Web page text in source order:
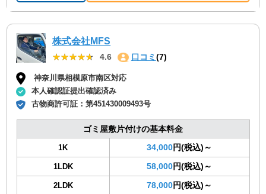
株式会社MFS
★★★★★
★★★★★ 4.6 口コミ (7)
神奈川県相模原市南区対応
本人確認証提出確認済み
古物商許可証：第451430009493号
ゴミ屋敷片付けの基本料金
1K 34,000円(税込)～
1LDK 58,000円(税込)～
2LDK 78,000円(税込)～